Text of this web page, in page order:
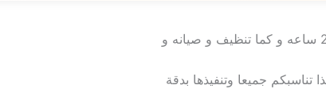
جميعا وتنفيذها بدقة